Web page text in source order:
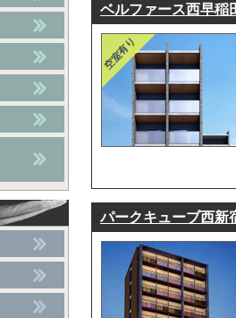
ベルファース西早稲
パークキューブ西新